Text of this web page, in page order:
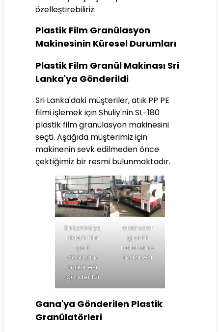
özelleştirebiliriz.
Plastik Film Granülasyon
Makinesinin Küresel Durumları
Plastik Film Granül Makinası Sri
Lanka'ya Gönderildi
Sri Lanka'daki müşteriler, atık PP PE
filmi işlemek için Shuliy'nin SL-180
plastik film granülasyon makinesini
seçti. Aşağıda müşterimiz için
makinenin sevk edilmeden önce
çektiğimiz bir resmi bulunmaktadır.
Sri Lanka'ya
plastik film
geri
dönüşüm
makinesi
gönderildi
ekstruder
granül
peletleme
makinesi
Gana'ya Gönderilen Plastik
Granülatörleri